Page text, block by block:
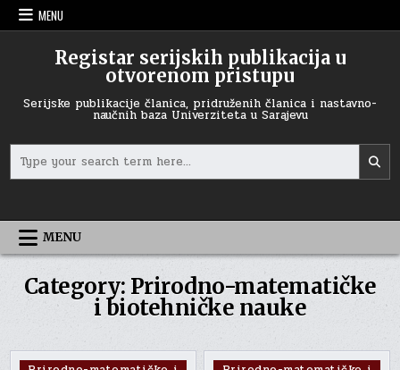
Skip
to
MENU
Registar serijskih publikacija u
otvorenom pristupu
Serijske publikacije članica, pridruženih članica i nastavno-
naučnih baza Univerziteta u Sarajevu
for:
MENU
Category: Prirodno-matematičke
i biotehničke nauke